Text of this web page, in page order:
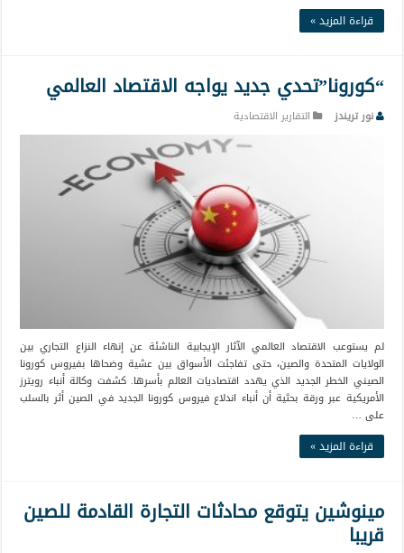
قراءة المزيد »
“كورونا”تحدي جديد يواجه الاقتصاد العالمي
نور تريندز التقارير الاقتصادية
لم يستوعب الاقتصاد العالمي الآثار الإيجابية الناشئة عن إنهاء النزاع التجاري بين
الولايات المتحدة والصين، حتى تفاجئت الأسواق بين عشية وضحاها بفيروس كورونا
الصيني الخطر الجديد الذي يهدد اقتصاديات العالم بأسرها. كشفت وكالة أنباء رويترز
الأمريكية عبر ورقة بحثية أن أنباء اندلاع فيروس كورونا الجديد في الصين أثر بالسلب
على …
قراءة المزيد »
مينوشين يتوقع محادثات التجارة القادمة للصين
قريبا